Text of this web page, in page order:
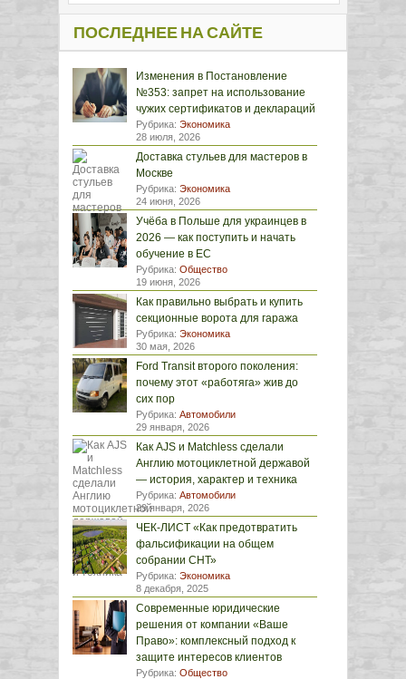
ПОСЛЕДНЕЕ НА САЙТЕ
Изменения в Постановление
№353: запрет на использование
чужих сертификатов и деклараций
Рубрика: Экономика
28 июля, 2026
Доставка стульев для мастеров в
Москве
Рубрика: Экономика
24 июня, 2026
Учёба в Польше для украинцев в
2026 — как поступить и начать
обучение в ЕС
Рубрика: Общество
19 июня, 2026
Как правильно выбрать и купить
секционные ворота для гаража
Рубрика: Экономика
30 мая, 2026
Ford Transit второго поколения:
почему этот «работяга» жив до
сих пор
Рубрика: Автомобили
29 января, 2026
Как AJS и Matchless сделали
Англию мотоциклетной державой
— история, характер и техника
Рубрика: Автомобили
29 января, 2026
ЧЕК-ЛИСТ «Как предотвратить
фальсификации на общем
собрании СНТ»
Рубрика: Экономика
8 декабря, 2025
Современные юридические
решения от компании «Ваше
Право»: комплексный подход к
защите интересов клиентов
Рубрика: Общество